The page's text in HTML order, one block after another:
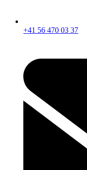
+41 56 470 03 37